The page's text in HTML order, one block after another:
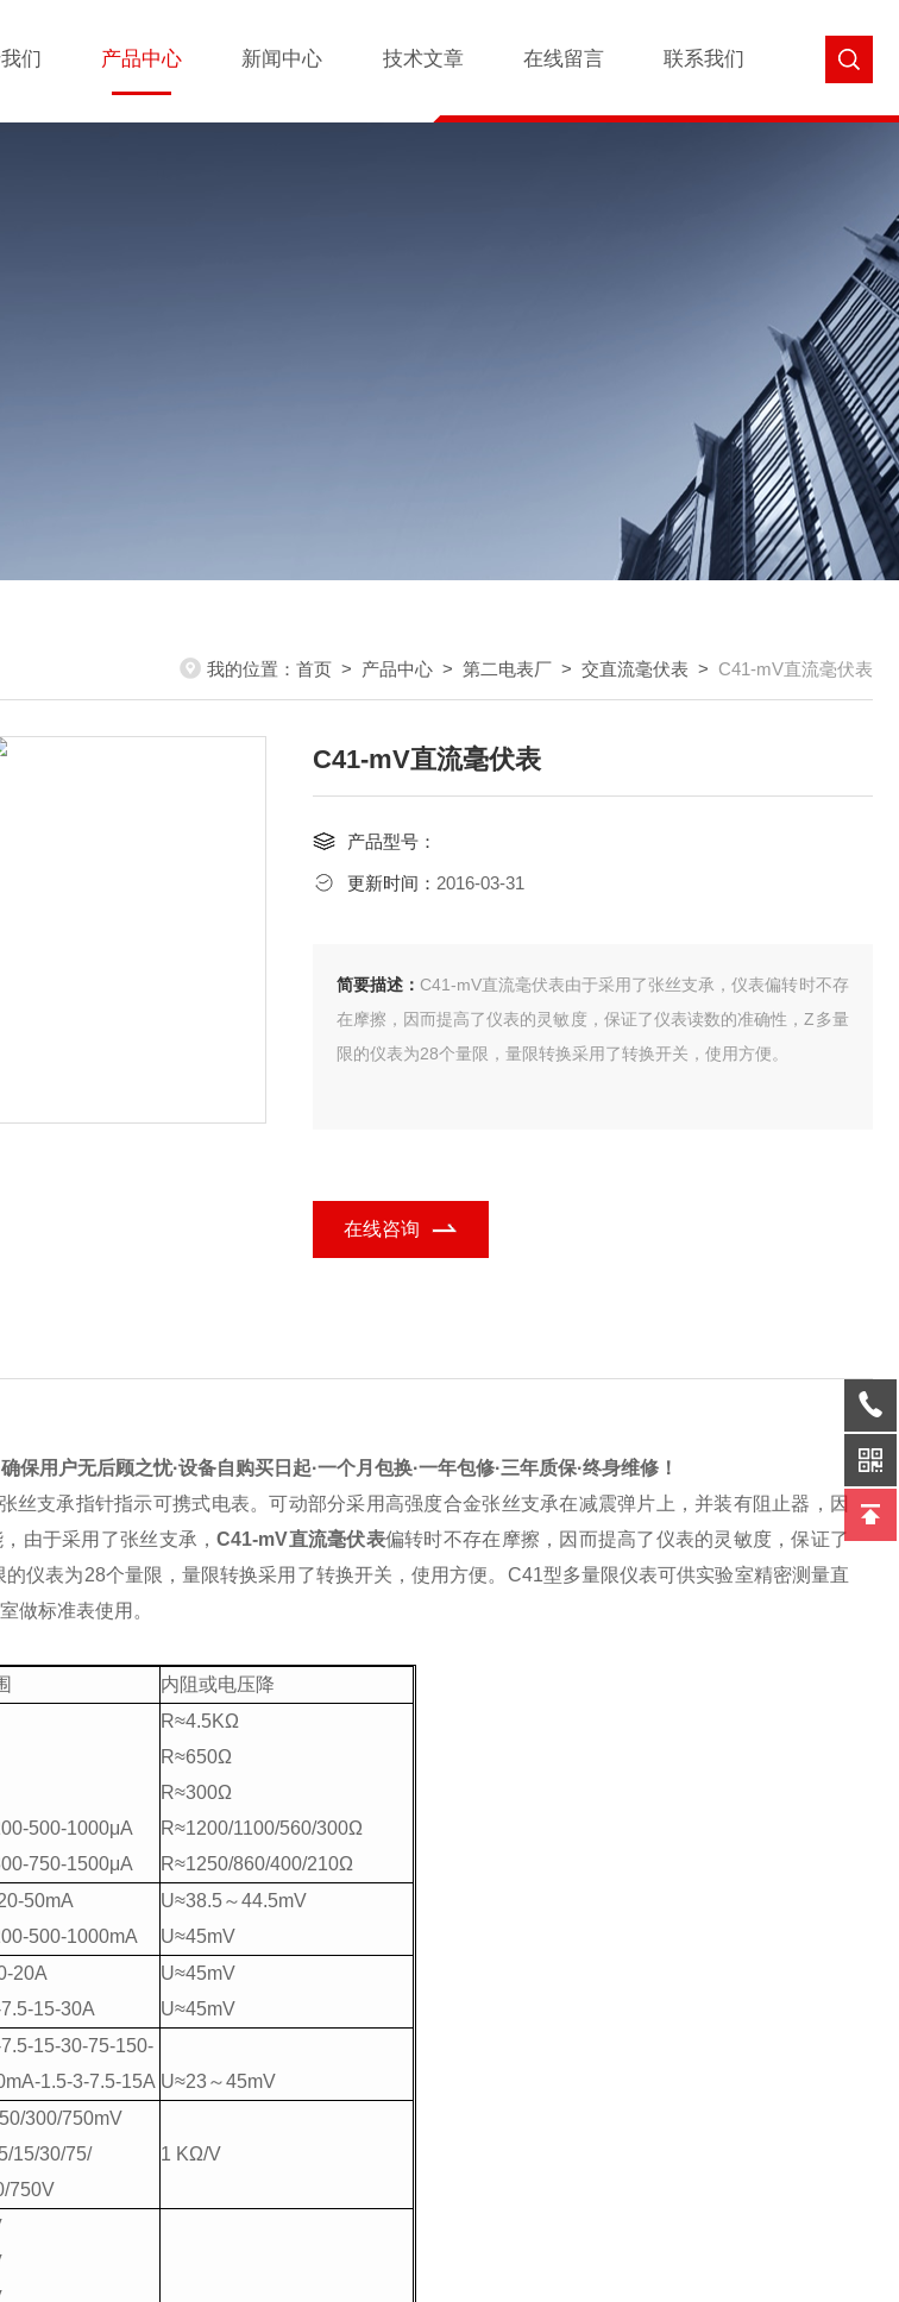
们 产品中心 新闻中心 技术文章 在线留言 联系我们
我的位置： 首页 > 产品中心 > 第二电表厂 > 交直流毫伏表 > C41-mV直流毫伏表
C41-mV直流毫伏表
产品型号：
更新时间： 2016-03-31
简要描述： C41-mV直流毫伏表由于采用了张丝支承，仪表偏转时不存
在摩擦，因而提高了仪表的灵敏度，保证了仪表读数的准确性，Z多量
限的仪表为28个量限，量限转换采用了转换开关，使用方便。
在线咨询
保用户无后顾之忧·设备自购买日起·一个月包换·一年包修·三年质保·终身维修！
丝支承指针指示可携式电表。可动部分采用高强度合金张丝支承在减震弹片上，并装有阻止器，因
由于采用了张丝支承，C41-mV直流毫伏表偏转时不存在摩擦，因而提高了仪表的灵敏度，保证了
仪表为28个量限，量限转换采用了转换开关，使用方便。C41型多量限仪表可供实验室精密测量直
做标准表使用。
内阻或电压降
500-1000μA
750-1500μA
R≈4.5KΩ
R≈650Ω
R≈300Ω
R≈1200/1100/560/300Ω
R≈1250/860/400/210Ω
50mA
500-1000mA
U≈38.5～44.5mV
U≈45mV
20A
15-30A
U≈45mV
U≈45mV
15-30-75-150-
1.5-3-7.5-15A U≈23～45mV
300/750mV
15/30/75/
750V
1 KΩ/V